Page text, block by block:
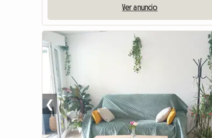
Ver anuncio
❮